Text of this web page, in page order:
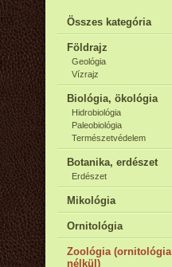
Összes kategória
Földrajz
Geológia
Vízrajz
Biológia, ökológia
Hidrobiológia
Paleobiológia
Természetvédelem
Botanika, erdészet
Erdészet
Mikológia
Ornitológia
Zoológia (ornitológia
nélkül)